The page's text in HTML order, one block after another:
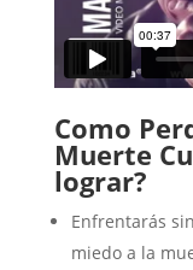
Como
Muerte
lograr?
Enfrentarás
miedo a la